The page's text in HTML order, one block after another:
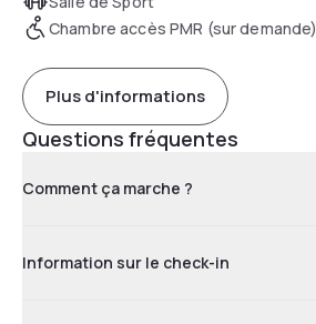
Chambre accès PMR (sur demande)
Plus d'informations
Questions fréquentes
Comment ça marche ?
Information sur le check-in